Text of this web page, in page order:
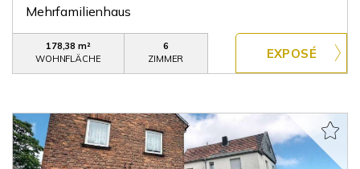
Mehrfamilienhaus
178,38 m²
WOHNFLÄCHE
6
ZIMMER